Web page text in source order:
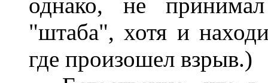
"штаба", хотя и
где произошел взрыв.)